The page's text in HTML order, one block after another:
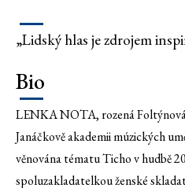
„Lidský hlas je zdrojem
Bio
LENKA NOTA, rozená
Janáčkově akademii múzických
věnována tématu Ticho v hudbě
spoluzakladatelkou ženské